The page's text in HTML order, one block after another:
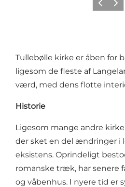
ForrigeNæste
Tullebølle kirke er åben for
ligesom de fleste af
værd, med dens flotte
Historie
Ligesom mange andre
der sket en del ændringer i
eksistens. Oprindeligt
romanske træk, har senere
og våbenhus. I nyere tid er